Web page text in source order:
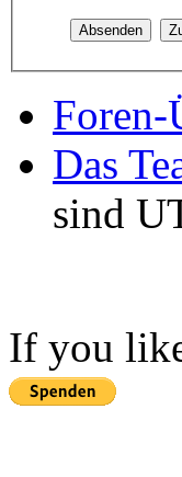
Foren-
Das
sind
If you